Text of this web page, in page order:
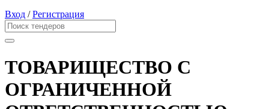
Вход /Регистрация
ТОВАРИЩЕСТВО С
ОГРАНИЧЕННОЙ